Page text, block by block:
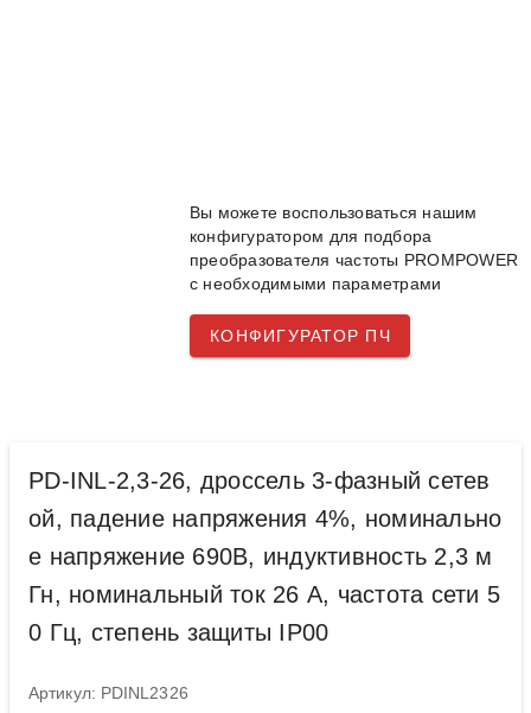
Вы можете воспользоваться нашим
конфигуратором для подбора
преобразователя частоты PROMPOWER
с необходимыми параметрами
КОНФИГУРАТОР ПЧ
PD-INL-2,3-26, дроссель 3-фазный сетев
ой, падение напряжения 4%, номинально
е напряжение 690В, индуктивность 2,3 м
Гн, номинальный ток 26 А, частота сети 5
0 Гц, степень защиты IP00
Артикул: PDINL2326